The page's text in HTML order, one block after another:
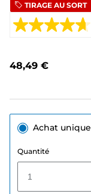
TIRAGE AU SORT
48,49 €
Achat unique
Quantité
1